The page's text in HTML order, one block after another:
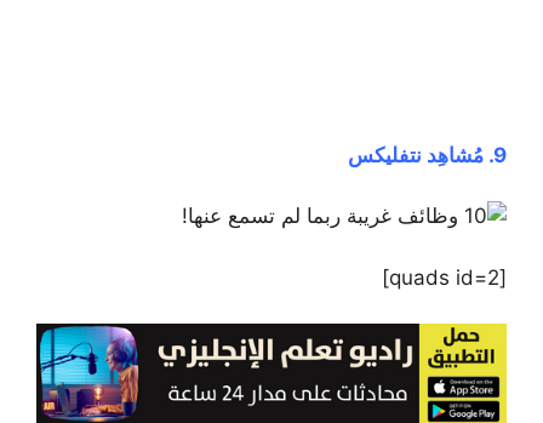
9. مُشاهِد نتفليكس
[quads id=2]